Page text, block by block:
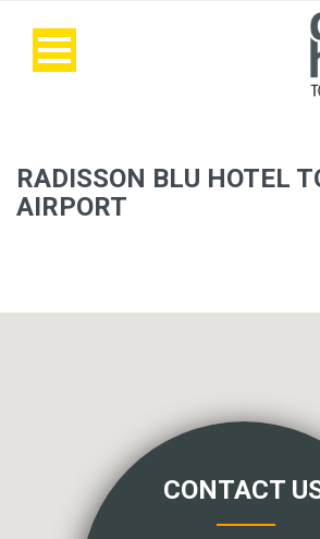
RADISSON BLU HOTEL
AIRPORT
CONTACT